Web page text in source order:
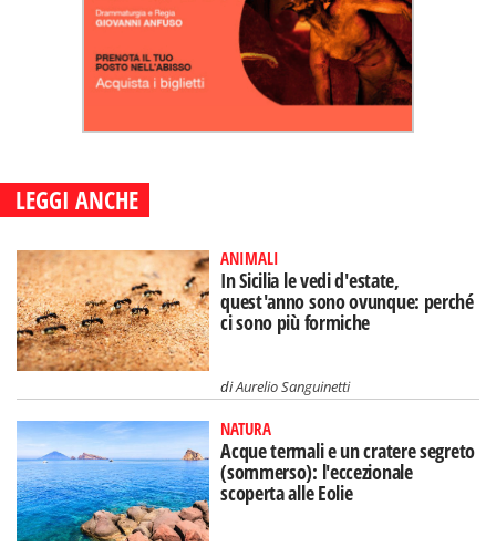
LEGGI ANCHE
ANIMALI
In Sicilia le vedi d'estate,
quest'anno sono ovunque: perché
ci sono più formiche
diAurelio Sanguinetti
NATURA
Acque termali e un cratere segreto
(sommerso): l'eccezionale
scoperta alle Eolie